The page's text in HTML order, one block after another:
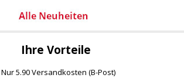
Ihre Vorteile
Nur 5.90 Versandkosten (B-Post)